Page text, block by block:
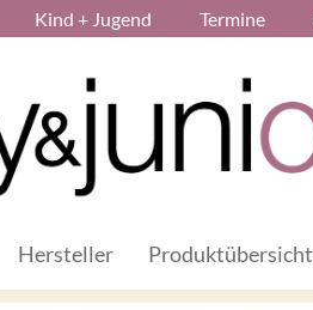
Kind + Jugend Termine
Hersteller Produktübersicht